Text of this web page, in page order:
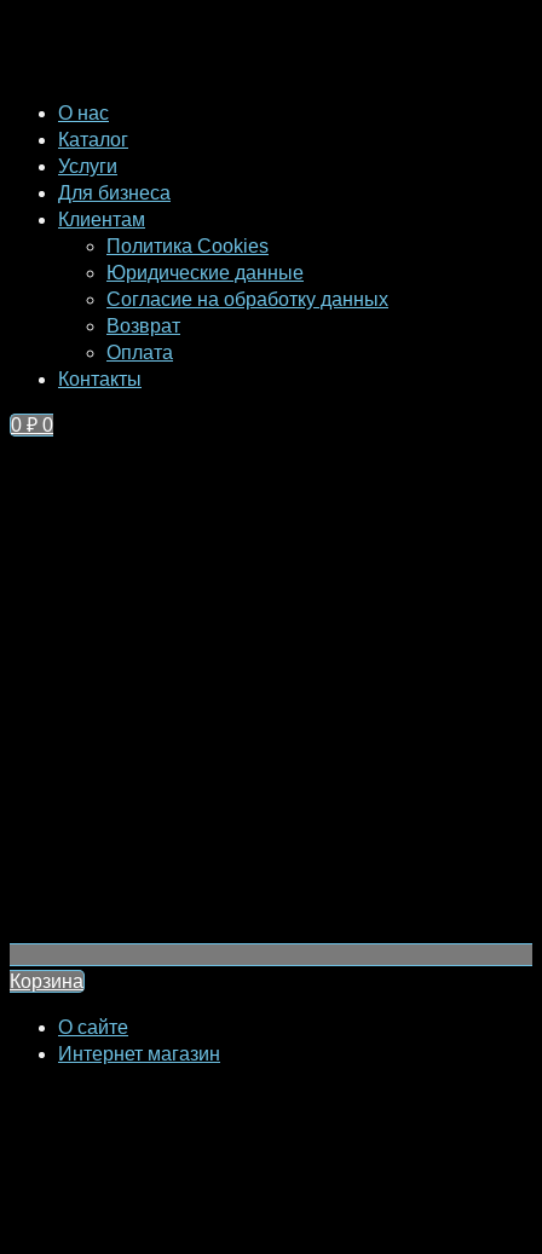
О нас
Каталог
Услуги
Для бизнеса
Клиентам
Политика Cookies
Юридические данные
Согласие на обработку данных
Возврат
Оплата
Контакты
0 ₽ 0
Корзина
О сайте
Интернет магазин